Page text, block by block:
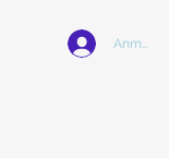
Anmelden